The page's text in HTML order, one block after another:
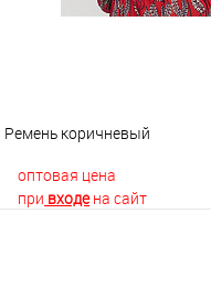
Ремень коричневый
оптовая цена
при входена сайт